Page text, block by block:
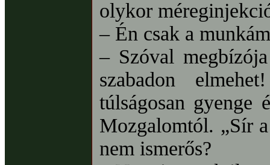
olykor
– Én csak a
– Szóval
szabadon
túlságosan
Mozgalomtól. „Sír
nem ismerős?